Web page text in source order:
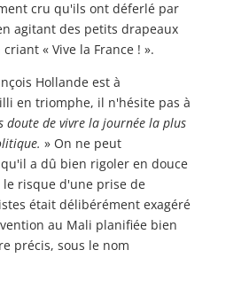
cru qu'ils ont déferlé par
agitant des petits drapeaux
« Vive la France ! ».
Hollande est à
en triomphe, il n'hésite pas à
doute de vivre la journée la plus
» On ne peut
a dû bien rigoler en douce
risque d'une prise de
était délibérément exagéré
au Mali planifiée bien
précis, sous le nom